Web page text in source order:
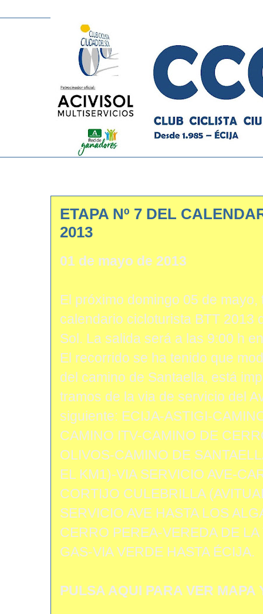
ETAPA Nº 7 DEL
2013
01 de mayo de 2013
El próximo domingo 05 de mayo,
calendario cicloturista BTT 2013
Sol. La salida será a las 9:00 h
El recorrido se ha tenido que
del camino de Santaella, está
tramos de la via de servicio del
siguiente: ECIJA-ASTIGI-
CAMINO ITV-CAMINO DE
OLIVOS-CAMINO DE
EL KM1)-VIA SERVICIO AVE-
CORTIJO CULEBRILLA
SERVICIO AVE HASTA LOS
CERRO PEREA-VEREDA DE
GAS-VIA VERDE HASTA ÉCIJA.
PULSA AQUI PARA VER MAPA